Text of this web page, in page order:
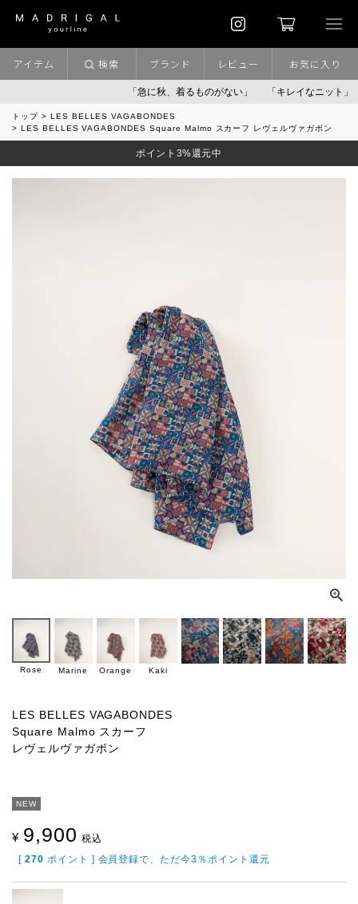
「急に秋、着るものがない」 「キレイなニット」 ポ
アイテム 検索 ブランド レビュー お気に入り
トップ
LES BELLES VAGABONDES
LES BELLES VAGABONDES Square Malmo スカーフ レヴェルヴァガボン
ポイント3%還元中
Rose Marine Orange Kaki
LES BELLES VAGABONDES
Square Malmo スカーフ
レヴェルヴァガボン
NEW
¥ 9,900 税込
[ 270 ポイント ] 会員登録で、ただ今3％ポイント還元